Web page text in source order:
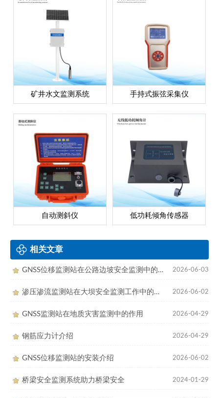
矿井水文监测系统 手持式振弦采集仪
自动测斜仪 低功耗倾角传感器
相关文章
GNSS位移监测站在公路边坡安全监测中的作用 2026-06-03
渗压渗流监测站在大坝安全监测工作中的作用 2026-06-02
GNSS监测站在地质灾害监测中的作用 2026-04-29
钢筋应力计介绍 2026-04-29
GNSS位移监测站的安装介绍 2026-06-02
桥梁安全监测系统助力桥梁安全 2024-01-29